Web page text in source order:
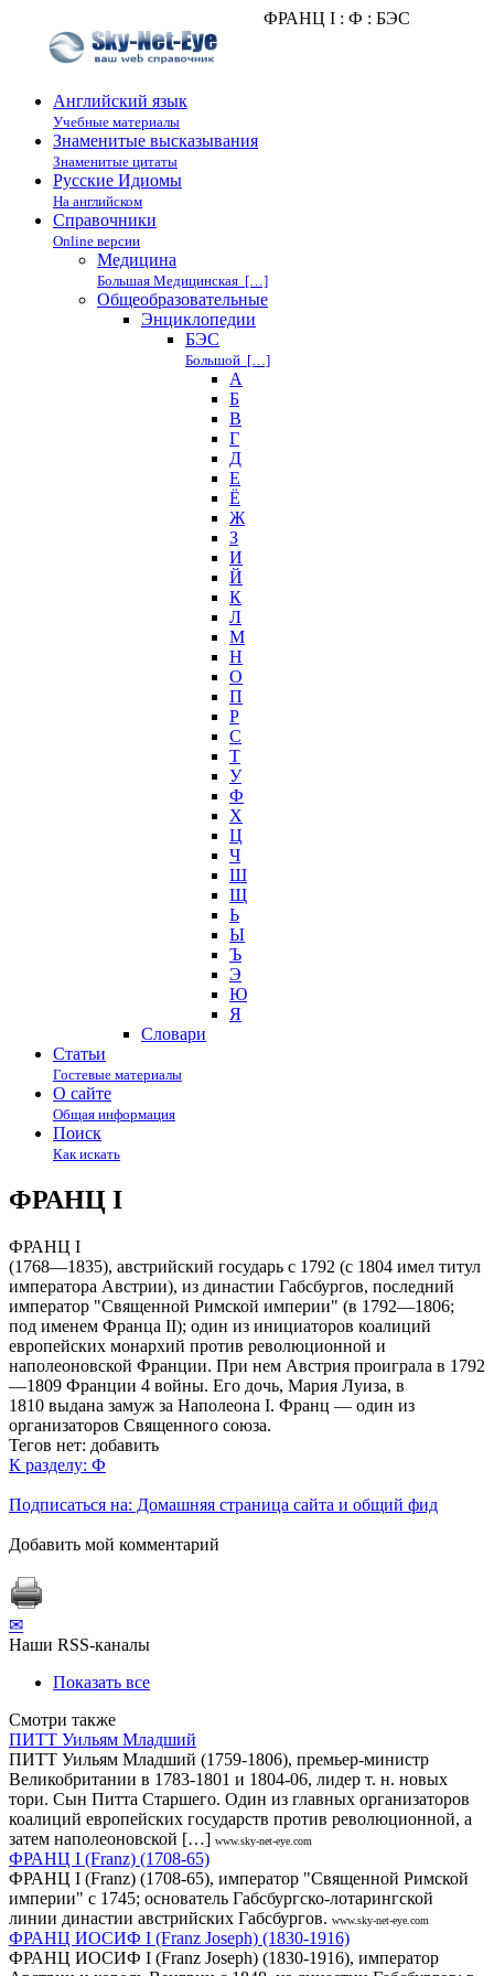
ФРАНЦ I : Ф : БЭС
Английский язык
Учебные материалы
Знаменитые высказывания
Знаменитые цитаты
Русские Идиомы
На английском
Справочники
Online версии
Медицина
Большая Медицинская […]
Общеобразовательные
Энциклопедии
БЭС
Большой […]
А
Б
В
Г
Д
Е
Ё
Ж
З
И
Й
К
Л
М
Н
О
П
Р
С
Т
У
Ф
Х
Ц
Ч
Ш
Щ
Ь
Ы
Ъ
Э
Ю
Я
Cловари
Статьи
Гостевые материалы
О сайте
Общая информация
Поиск
Как искать
ФРАНЦ I
ФРАНЦ I
(1768—1835), австрийский государь с 1792 (с 1804 имел титул
императора Австрии), из династии Габсбургов, последний
император "Священной Римской империи" (в 1792—1806;
под именем Франца II); один из инициаторов коалиций
европейских монархий против революционной и
наполеоновской Франции. При нем Австрия проиграла в 1792
—1809 Франции 4 войны. Его дочь, Мария Луиза, в
1810 выдана замуж за Наполеона I. Франц — один из
организаторов Священного союза.
Тегов нет: добавить
К разделу: Ф
Подписаться на: Домашняя страница сайта и общий фид
Добавить мой комментарий
✉
Наши RSS-каналы
Показать все
Смотри также
ПИТТ Уильям Младший
ПИТТ Уильям Младший (1759-1806), премьер-министр
Великобритании в 1783-1801 и 1804-06, лидер т. н. новых
тори. Сын Питта Старшего. Один из главных организаторов
коалиций европейских государств против революционной, а
затем наполеоновской […] www.sky-net-eye.com
ФРАНЦ I (Franz) (1708-65)
ФРАНЦ I (Franz) (1708-65), император "Священной Римской
империи" с 1745; основатель Габсбургско-лотарингской
линии династии австрийских Габсбургов. www.sky-net-eye.com
ФРАНЦ ИОСИФ I (Franz Joseph) (1830-1916)
ФРАНЦ ИОСИФ I (Franz Joseph) (1830-1916), император